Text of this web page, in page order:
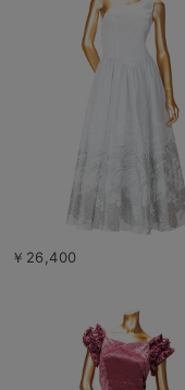
￥26,400